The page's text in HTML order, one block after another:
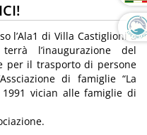
l’Ala1 di Villa Castiglioni a
l’inaugurazione del
per il trasporto di persone
di famiglie “La
vician alle famiglie di